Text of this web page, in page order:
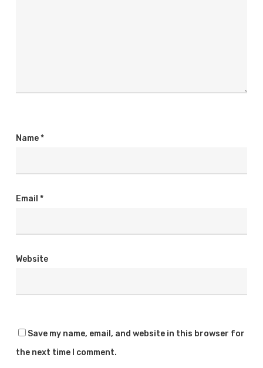
Name*
Email *
Website
Save my name, email, and website in this browser for
the next time I comment.